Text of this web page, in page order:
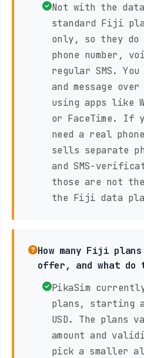
Not with the
standard Fiji
only, so they do
phone number,
regular SMS.
and message
using apps like
or FaceTime. If
need a real
sells separate
and SMS-
those are not
the Fiji data
How many Fiji plans
offer, and what do
PikaSim
plans, starting
USD. The plans
amount and
pick a smaller